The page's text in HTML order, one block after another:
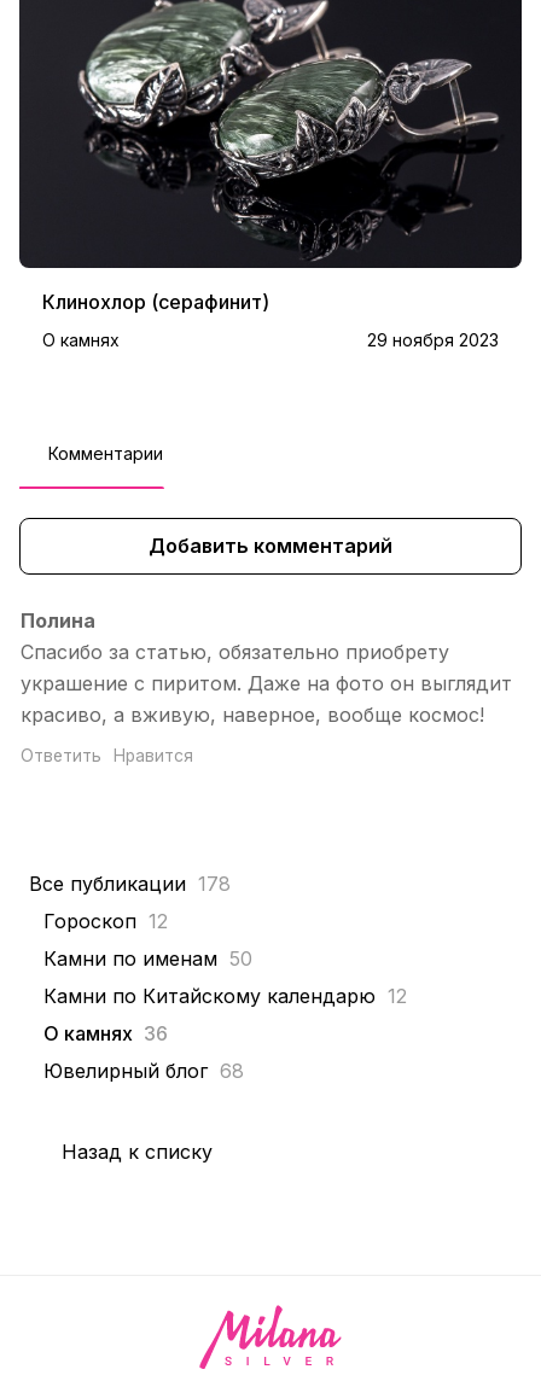
Клинохлор (серафинит)
О камнях 29 ноября 2023
Комментарии
Добавить комментарий
Полина
Спасибо за статью, обязательно приобрету
украшение с пиритом. Даже на фото он выглядит
красиво, а вживую, наверное, вообще космос!
Ответить Нравится
Все публикации 178
Гороскоп 12
Камни по именам 50
Камни по Китайскому календарю 12
О камнях 36
Ювелирный блог 68
Назад к списку